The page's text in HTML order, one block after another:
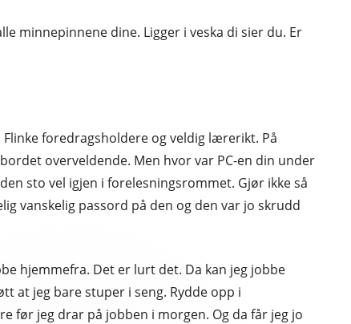
minnepinnene dine. Ligger i veska di sier du. Er
foredragsholdere og veldig lærerikt. På
overveldende. Men hvor var PC-en din under
sto vel igjen i forelesningsrommet. Gjør ikke så
vanskelig passord på den og den var jo skrudd
hjemmefra. Det er lurt det. Da kan jeg jobbe
at jeg bare stuper i seng. Rydde opp i
før jeg drar på jobben i morgen. Og da får jeg jo